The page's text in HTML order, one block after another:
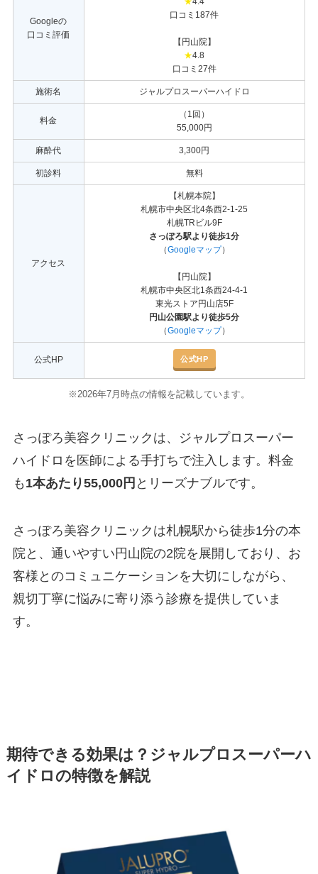
Googleの
口コミ評価
口コミ187件
【円山院】
★4.8
口コミ27件
施術名 ジャルプロスーパーハイドロ
料金
（1回）
55,000円
麻酔代 3,300円
初診料 無料
アクセス
【札幌本院】
札幌市中央区北4条西2-1-25
札幌TRビル9F
さっぽろ駅より徒歩1分
（Googleマップ）
【円山院】
札幌市中央区北1条西24-4-1
東光ストア円山店5F
円山公園駅より徒歩5分
（Googleマップ）
公式HP 公式HP
※2026年7月時点の情報を記載しています。
さっぽろ美容クリニックは、ジャルプロスーパー
ハイドロを医師による手打ちで注入します。料金
も 1本あたり55,000円 とリーズナブルです。
さっぽろ美容クリニックは札幌駅から徒歩1分の本
院と、通いやすい円山院の2院を展開しており、お
客様とのコミュニケーションを大切にしながら、
親切丁寧に悩みに寄り添う診療を提供していま
す。
期待できる効果は？ジャルプロスーパーハ
イドロの特徴を解説